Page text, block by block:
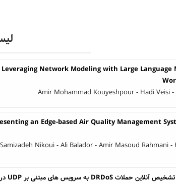
Network Modeling with Large Language
Amir Mohammad Kouyeshpour - Hadi Veisi -
an Edge-based Air Quality Management
Nikoui - Ali Balador - Amir Masoud Rahmani -